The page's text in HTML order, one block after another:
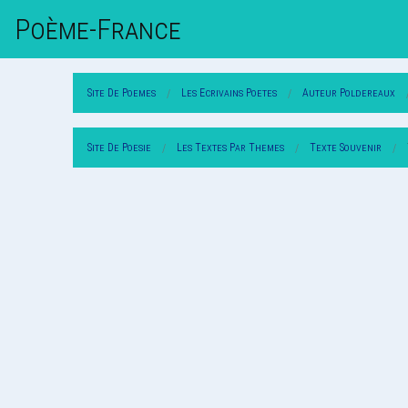
Poème-FrAnce
Site De Poemes Les Ecrivains Poetes Auteur Poldereaux
Site De Poesie Les Textes Par Themes Texte Souvenir